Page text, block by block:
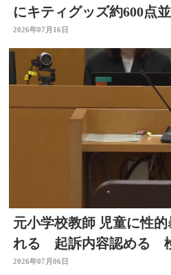
にキティグッズ約600点
イヤーなど 大分
2026年07月16日
元小学校教師 児童に性
れる 起訴内容認める
た」大分
2026年07月06日